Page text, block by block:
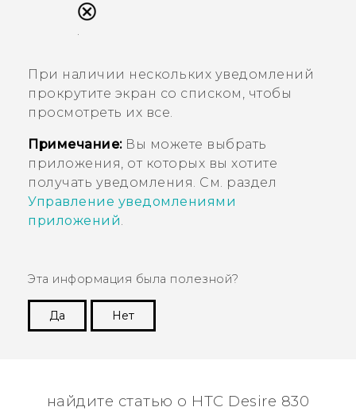
При наличии нескольких уведомлений
прокрутите экран со списком, чтобы
просмотреть их все.
Примечание:Вы можете выбрать
приложения, от которых вы хотите
получать уведомления. См. раздел
Управление уведомлениями
приложений
Эта информация была полезной?
Да
Нет
найдите статью о HTC Desire 830